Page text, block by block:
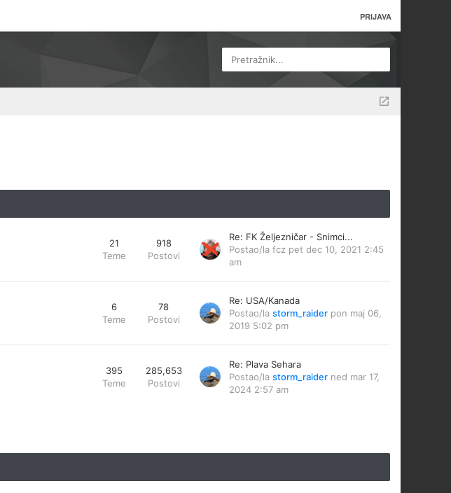
PRIJAVA
Pretražnik...
21
Teme
918
Postovi
Re: FK Željezničar - Snimci...
Postao/la fcz pet dec 10, 2021 2:45
am
6
Teme
78
Postovi
Re: USA/Kanada
Postao/la storm_raider pon maj 06,
2019 5:02 pm
395
Teme
285,653
Postovi
Re: Plava Sehara
Postao/la storm_raider ned mar 17,
2024 2:57 am